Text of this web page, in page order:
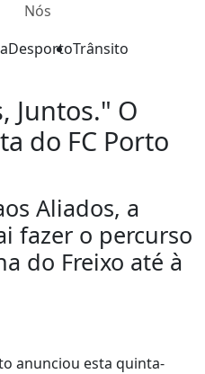
Nós
DesportoTrânsito
Juntos." O
do FC Porto
Aliados, a
fazer o percurso
do Freixo até à
anunciou esta quinta-